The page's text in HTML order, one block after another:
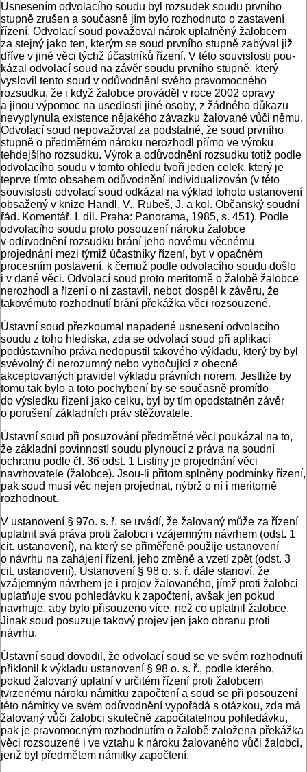
Usnesením odvolacího soudu byl rozsudek soudu prvního
stupně zrušen a současně jím bylo rozhodnuto o zastavení
řízení. Odvolací soud považoval nárok uplatněný žalobcem
za stejný jako ten, kterým se soud prvního stupně zabýval již
dříve v jiné věci týchž účastníků řízení. V této souvislosti pou­
kázal odvolací soud na závěr soudu prvního stupně, který
vyslovil tento soud v odůvodnění svého pravomocného
rozsudku, že i když žalobce prováděl v roce 2002 opravy
a jinou výpomoc na usedlosti jiné osoby, z žádného důkazu
nevyplynula existence nějakého závazku žalované vůči němu.
Odvolací soud nepovažoval za podstatné, že soud prvního
stupně o předmětném nároku nerozhodl přímo ve výroku
tehdejšího rozsudku. Výrok a odůvodnění rozsudku totiž podle
odvolacího soudu v tomto ohledu tvoří jeden celek, který je
teprve tímto obsahem odůvodnění individualizován (v této
souvislosti odvolací soud odkázal na výklad tohoto ustanovení
obsažený v knize Handl, V., Rubeš, J. a kol. Občanský soudní
řád. Komentář. I. díl. Praha: Panorama, 1985, s. 451). Podle
odvolacího soudu proto posouzení nároku žalobce
v odůvodnění rozsudku brání jeho novému věcnému
projednání mezi týmiž účastníky řízení, byť v opačném
procesním postavení, k čemuž podle odvolacího soudu došlo
i v dané věci. Odvolací soud proto meritorně o žalobě žalobce
nerozhodl a řízení o ní zastavil, neboť dospěl k závěru, že
takovémuto rozhodnutí brání překážka věci rozsouzené.
Ústavní soud přezkoumal napadené usnesení odvolacího
soudu z toho hlediska, zda se odvolací soud při aplikaci
podústavního práva nedopustil takového výkladu, který by byl
svévolný či nerozumný nebo vybočující z obecně
akceptovaných pravidel výkladu právních norem. Jestliže by
tomu tak bylo a toto pochybení by se současně promítlo
do výsledku řízení jako celku, byl by tím opodstatněn závěr
o porušení základních práv stěžovatele.
Ústavní soud při posuzování předmětné věci poukázal na to,
že základní povinností soudu plynoucí z práva na soudní
ochranu podle čl. 36 odst. 1 Listiny je projednání věci
navrhovatele (žalobce). Jsou-li přitom splněny podmínky řízení,
pak soud musí věc nejen projednat, nýbrž o ní i meritorně
rozhodnout.
V ustanovení § 97o. s. ř. se uvádí, že žalovaný může za řízení
uplatnit svá práva proti žalobci i vzájemným návrhem (odst. 1
cit. ustanovení), na který se přiměřeně použije ustanovení
o návrhu na zahájení řízení, jeho změně a vzetí zpět (odst. 3
cit. ustanovení). Ustanovení § 98 o. s. ř. dále stanoví, že
vzájemným návrhem je i projev žalovaného, jímž proti žalobci
uplatňuje svou pohledávku k započtení, avšak jen pokud
navrhuje, aby bylo přisouzeno více, než co uplatnil žalobce.
Jinak soud posuzuje takový projev jen jako obranu proti
návrhu.
Ústavní soud dovodil, že odvolací soud se ve svém rozhodnutí
přiklonil k výkladu ustanovení § 98 o. s. ř., podle kterého,
pokud žalovaný uplatní v určitém řízení proti žalobcem
tvrzenému nároku námitku započtení a soud se při posouzení
této námitky ve svém odůvodnění vypořádá s otázkou, zda má
žalovaný vůči žalobci skutečně započitatelnou pohledávku,
pak je pravomocným rozhodnutím o žalobě založena překážka
věci rozsouzené i ve vztahu k nároku žalovaného vůči žalobci,
jenž byl předmětem námitky započtení.